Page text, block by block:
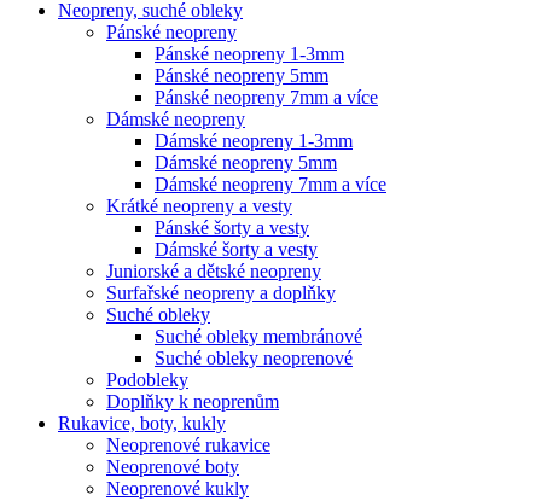
Neopreny, suché obleky
Pánské neopreny
Pánské neopreny 1-3mm
Pánské neopreny 5mm
Pánské neopreny 7mm a více
Dámské neopreny
Dámské neopreny 1-3mm
Dámské neopreny 5mm
Dámské neopreny 7mm a více
Krátké neopreny a vesty
Pánské šorty a vesty
Dámské šorty a vesty
Juniorské a dětské neopreny
Surfařské neopreny a doplňky
Suché obleky
Suché obleky membránové
Suché obleky neoprenové
Podobleky
Doplňky k neoprenům
Rukavice, boty, kukly
Neoprenové rukavice
Neoprenové boty
Neoprenové kukly